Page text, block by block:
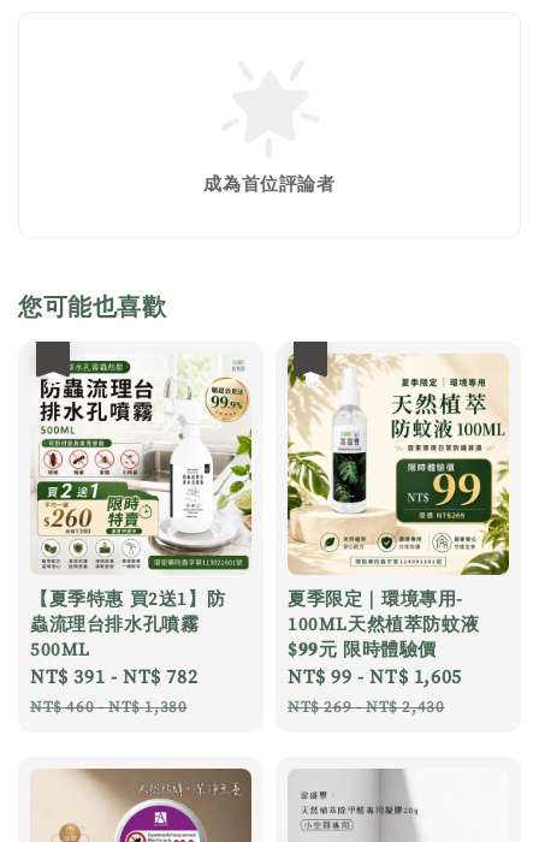
成為首位評論者
您可能也喜歡
【夏季特惠 買2送1】防
蟲流理台排水孔噴霧
500ML
Sale
price
NT$ 391 -NT$ 782
NT$ 460-NT$ 1,380
夏季限定｜環境專用-
100ML天然植萃防蚊液
$𝟗𝟗元 限時體驗價
Sale
price
NT$ 99 -NT$ 1,605
NT$ 269-NT$ 2,430